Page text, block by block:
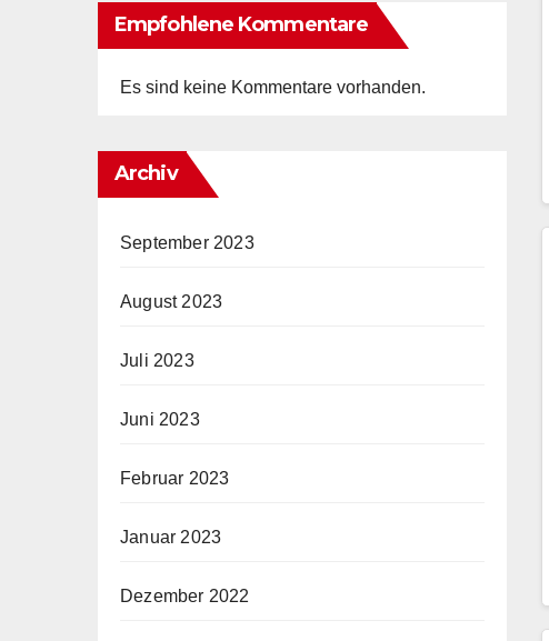
Empfohlene Kommentare
Es sind keine Kommentare vorhanden.
Archiv
September 2023
August 2023
Juli 2023
Juni 2023
Februar 2023
Januar 2023
Dezember 2022